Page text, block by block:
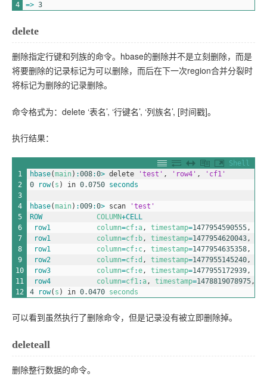
4
=> 3
delete
删除指定行键和列族的命令。hbase的删除并不是立刻删除，而是
将要删除的记录标记为可以删除，而后在下一次region合并分裂时
将标记为删除的记录删除。
命令格式为：delete ‘表名’, ‘行键名’, ‘列族名’, [时间戳]。
执行结果：
Shell
1
2
3
4
5
6
7
8
9
10
11
12
hbase(main) :008:0> delete 'test' , 'row4' ,
'cf1'
0
row( s ) in 0.0750 seconds
hbase(main) :009:0> scan
'test'
ROW COLUMN+
row1 column=cf:a , timestamp=1477954590555 ,
row1 column=cf: b , timestamp=1477954620043 ,
row1 column=cf: c , timestamp=1477954635358 ,
row2 column=cf:d , timestamp=1477955145240 ,
row3 column=cf:e , timestamp=1477955172939 ,
row4 column=cf1 : a , timestamp=1478819078975 ,
4
row( s ) in 0.0470 seconds
可以看到虽然执行了删除命令，但是记录没有被立即删除掉。
deleteall
删除整行数据的命令。